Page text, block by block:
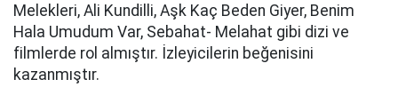
Melekleri, Ali Kundilli, Aşk Kaç Beden Giyer, Benim
Hala Umudum Var, Sebahat- Melahat gibi dizi ve
filmlerde rol almıştır. İzleyicilerin beğenisini
kazanmıştır.